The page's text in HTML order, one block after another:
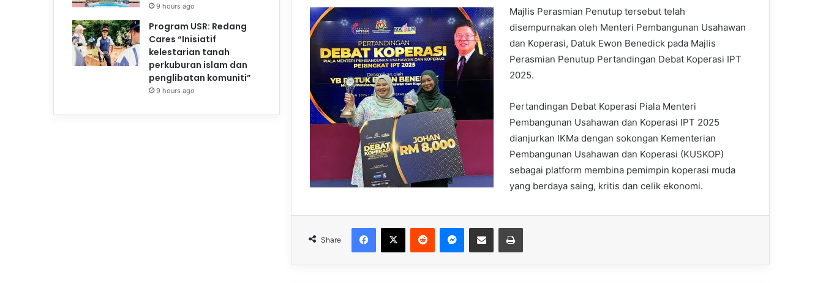
Majlis Perasmian Penutup tersebut telah
disempurnakan oleh Menteri Pembangunan Usahawan
dan Koperasi, Datuk Ewon Benedick pada Majlis
Perasmian Penutup Pertandingan Debat Koperasi IPT
2025.
Pertandingan Debat Koperasi Piala Menteri
Pembangunan Usahawan dan Koperasi IPT 2025
dianjurkan IKMa dengan sokongan Kementerian
Pembangunan Usahawan dan Koperasi (KUSKOP)
sebagai platform membina pemimpin koperasi muda
yang berdaya saing, kritis dan celik ekonomi.
Share
9 hours ago
Program USR: Redang
Cares “Inisiatif
kelestarian tanah
perkuburan islam dan
penglibatan komuniti”
9 hours ago